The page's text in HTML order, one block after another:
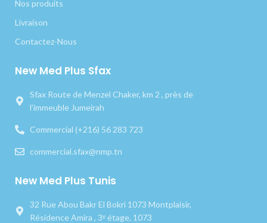
Nos produits
Livraison
Contactez-Nous
New Med Plus Sfax
Sfax Route de Menzel Chaker, km 2 , près de
l’immeuble Jumeirah
Commercial (+216) 56 283 723
commercial.sfax@nmp.tn
New Med Plus Tunis
32 Rue Abou Bakr El Bokri 1073 Montplaisir,
Résidence Amira , 3ᵉ étage, 1073